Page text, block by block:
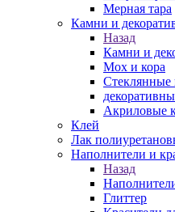
Мерная тара
Камни и
Назад
Камни и
Мох и кора
Стеклянные
Акриловые
Клей
Лак
Наполнители и
Назад
Глиттер